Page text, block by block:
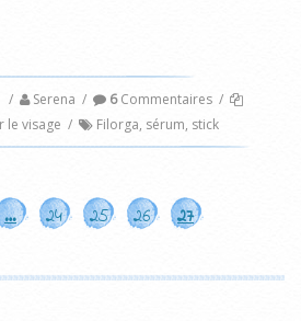
/ Serena / 6Commentaires /
le visage / Filorga, sérum, stick
… 24 25 26 27